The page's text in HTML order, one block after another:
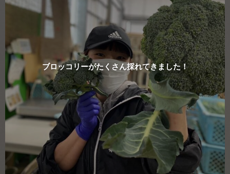
ブロッコリーがたくさん採れてきました！